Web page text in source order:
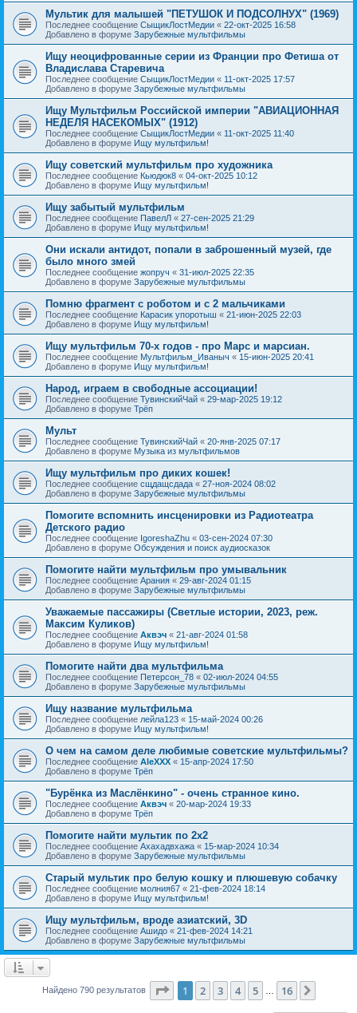
Мультик для малышей "ПЕТУШОК И ПОДСОЛНУХ" (1969)
Последнее сообщение СыщикЛостМедии « 22-окт-2025 16:58
Добавлено в форуме Зарубежные мультфильмы
Ищу неоцифрованные серии из Франции про Фетиша от
Владислава Старевича
Последнее сообщение СыщикЛостМедии « 11-окт-2025 17:57
Добавлено в форуме Зарубежные мультфильмы
Ищу Мультфильм Российской империи "АВИАЦИОННАЯ
НЕДЕЛЯ НАСЕКОМЫХ" (1912)
Последнее сообщение СыщикЛостМедии « 11-окт-2025 11:40
Добавлено в форуме Ищу мультфильм!
Ищу советский мультфильм про художника
Последнее сообщение Кьюдюк8 « 04-окт-2025 10:12
Добавлено в форуме Ищу мультфильм!
Ищу забытый мультфильм
Последнее сообщение ПавелЛ « 27-сен-2025 21:29
Добавлено в форуме Ищу мультфильм!
Они искали антидот, попали в заброшенный музей, где
было много змей
Последнее сообщение жопруч « 31-июл-2025 22:35
Добавлено в форуме Зарубежные мультфильмы
Помню фрагмент с роботом и с 2 мальчиками
Последнее сообщение Карасик упоротыш « 21-июн-2025 22:03
Добавлено в форуме Ищу мультфильм!
Ищу мультфильм 70-х годов - про Марс и марсиан.
Последнее сообщение Мультфильм_Иваныч « 15-июн-2025 20:41
Добавлено в форуме Ищу мультфильм!
Народ, играем в свободные ассоциации!
Последнее сообщение ТувинскийЧай « 29-мар-2025 19:12
Добавлено в форуме Трёп
Мульт
Последнее сообщение ТувинскийЧай « 20-янв-2025 07:17
Добавлено в форуме Музыка из мультфильмов
Ищу мультфильм про диких кошек!
Последнее сообщение сщдащсдада « 27-ноя-2024 08:02
Добавлено в форуме Зарубежные мультфильмы
Помогите вспомнить инсценировки из Радиотеатра
Детского радио
Последнее сообщение IgoreshaZhu « 03-сен-2024 07:30
Добавлено в форуме Обсуждения и поиск аудиосказок
Помогите найти мультфильм про умывальник
Последнее сообщение Арания « 29-авг-2024 01:15
Добавлено в форуме Зарубежные мультфильмы
Уважаемые пассажиры (Светлые истории, 2023, реж.
Максим Куликов)
Последнее сообщение Аквэч « 21-авг-2024 01:58
Добавлено в форуме Ищу мультфильм!
Помогите найти два мультфильма
Последнее сообщение Петерсон_78 « 02-июл-2024 04:55
Добавлено в форуме Зарубежные мультфильмы
Ищу название мультфильма
Последнее сообщение лейла123 « 15-май-2024 00:26
Добавлено в форуме Ищу мультфильм!
О чем на самом деле любимые советские мультфильмы?
Последнее сообщение AleXXX « 15-апр-2024 17:50
Добавлено в форуме Трёп
"Бурёнка из Маслёнкино" - очень странное кино.
Последнее сообщение Аквэч « 20-мар-2024 19:33
Добавлено в форуме Трёп
Помогите найти мультик по 2х2
Последнее сообщение Ахахадвхажа « 15-мар-2024 10:34
Добавлено в форуме Зарубежные мультфильмы
Старый мультик про белую кошку и плюшевую собачку
Последнее сообщение молния67 « 21-фев-2024 18:14
Добавлено в форуме Ищу мультфильм!
Ищу мультфильм, вроде азиатский, 3D
Последнее сообщение Ашидо « 21-фев-2024 14:21
Добавлено в форуме Зарубежные мультфильмы
Найдено 790 результатов Страница из 16
1 2 3 4 5 16